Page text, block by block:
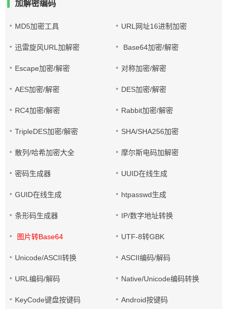
加解密编码
MD5加密工具 URL网址16进制加密
迅雷旋风URL加解密 Base64加密/解密
Escape加密/解密 对称加密/解密
AES加密/解密 DES加密/解密
RC4加密/解密 Rabbit加密/解密
TripleDES加密/解密 SHA/SHA256加密
散列/哈希加密大全 摩尔斯电码加解密
密码生成器 UUID在线生成
GUID在线生成 htpasswd生成
条形码生成器 IP/数字地址转换
图片转Base64 UTF-8转GBK
Unicode/ASCII转换 ASCII编码/解码
URL编码/解码 Native/Unicode编码转换
KeyCode键盘按键码 Android按键码